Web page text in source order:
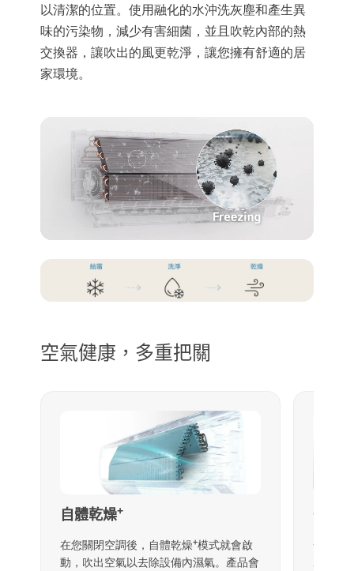
以清潔的位置。使用融化的水沖洗灰塵和產生異
味的污染物，減少有害細菌，並且吹乾內部的熱
交換器，讓吹出的風更乾淨，讓您擁有舒適的居
家環境。
空氣健康，多重把關
自體乾燥+
在您關閉空調後，自體乾燥+模式就會啟
動，吹出空氣以去除設備內濕氣。產品會
一般
一般濾
塵。